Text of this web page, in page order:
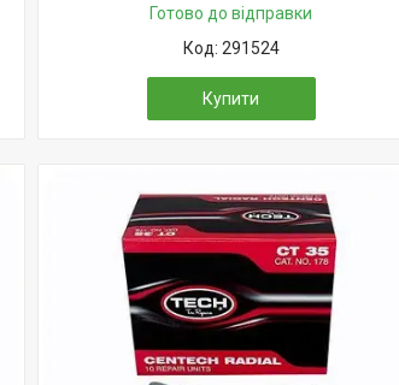
Готово до відправки
291524
Купити